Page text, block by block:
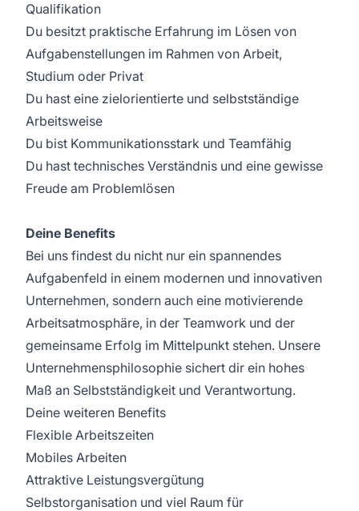
Qualifikation
Du besitzt praktische Erfahrung im Lösen von
Aufgabenstellungen im Rahmen von Arbeit,
Studium oder Privat
Du hast eine zielorientierte und selbstständige
Arbeitsweise
Du bist Kommunikationsstark und Teamfähig
Du hast technisches Verständnis und eine gewisse
Freude am Problemlösen
Deine Benefits
Bei uns findest du nicht nur ein spannendes
Aufgabenfeld in einem modernen und innovativen
Unternehmen, sondern auch eine motivierende
Arbeitsatmosphäre, in der Teamwork und der
gemeinsame Erfolg im Mittelpunkt stehen. Unsere
Unternehmensphilosophie sichert dir ein hohes
Maß an Selbstständigkeit und Verantwortung.
Deine weiteren Benefits
Flexible Arbeitszeiten
Mobiles Arbeiten
Attraktive Leistungsvergütung
Selbstorganisation und viel Raum für